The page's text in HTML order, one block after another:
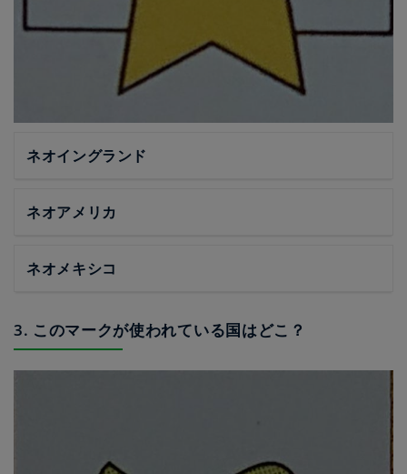
ネオイングランド
ネオアメリカ
ネオメキシコ
3. このマークが使われている国はどこ？